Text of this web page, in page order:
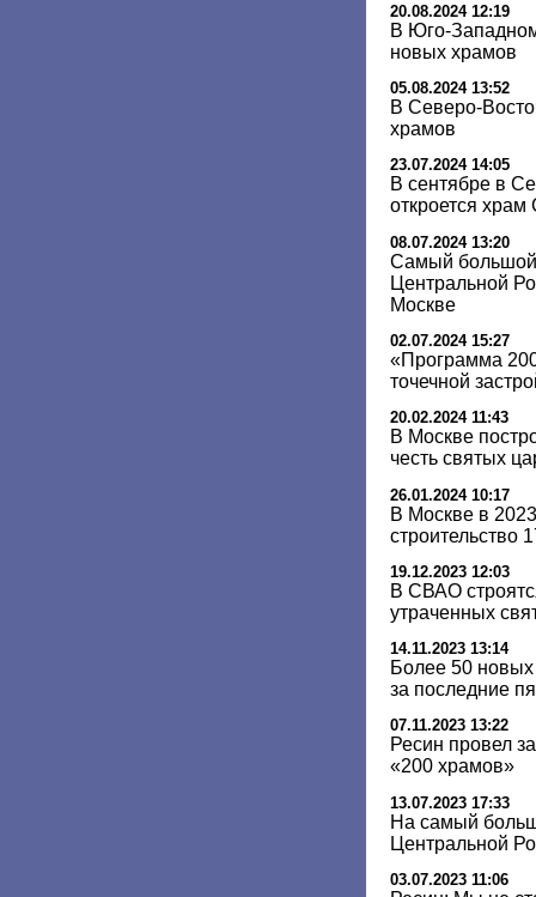
20.08.2024 12:19
В Юго-
новых храмов
05.08.2024 13:52
В Северо-
храмов
23.07.2024 14:05
В сентябре в
откроется
08.07.2024 13:20
Самый
Центральной
Москве
02.07.2024 15:27
«Программа
точечной
20.02.2024 11:43
В Москве
честь святых
26.01.2024 10:17
В Москве в
строительство
19.12.2023 12:03
В СВАО
утраченных
14.11.2023 13:14
Более 50
за последние
07.11.2023 13:22
Ресин провел
«200 храмов»
13.07.2023 17:33
На самый
Центральной
03.07.2023 11:06